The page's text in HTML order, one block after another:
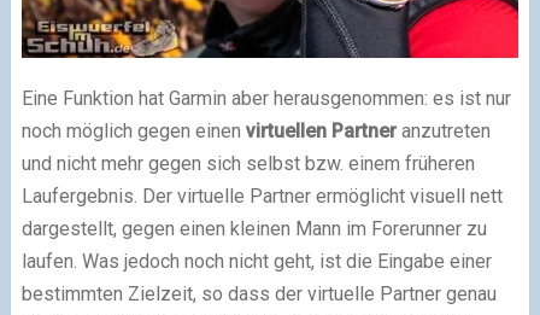
Eine Funktion hat Garmin aber herausgenommen: es ist nur
noch möglich gegen einen virtuellen Partneranzutreten
und nicht mehr gegen sich selbst bzw. einem früheren
Laufergebnis. Der virtuelle Partner ermöglicht visuell nett
dargestellt, gegen einen kleinen Mann im Forerunner zu
laufen. Was jedoch noch nicht geht, ist die Eingabe einer
bestimmten Zielzeit, so dass der virtuelle Partner genau